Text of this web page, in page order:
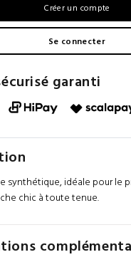
Créer un compte
Se connecter
garanti
synthétique, idéale pour le
chic à toute tenue.